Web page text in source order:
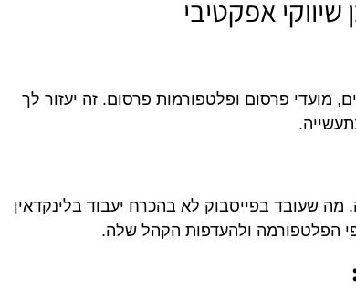
אפקטיבי
מועדי פרסום ופלטפורמות פרסום. זה יעזור לך
שעובד בפייסבוק לא בהכרח יעבוד בלינקדאין
הפלטפורמה ולהעדפות הקהל שלה.